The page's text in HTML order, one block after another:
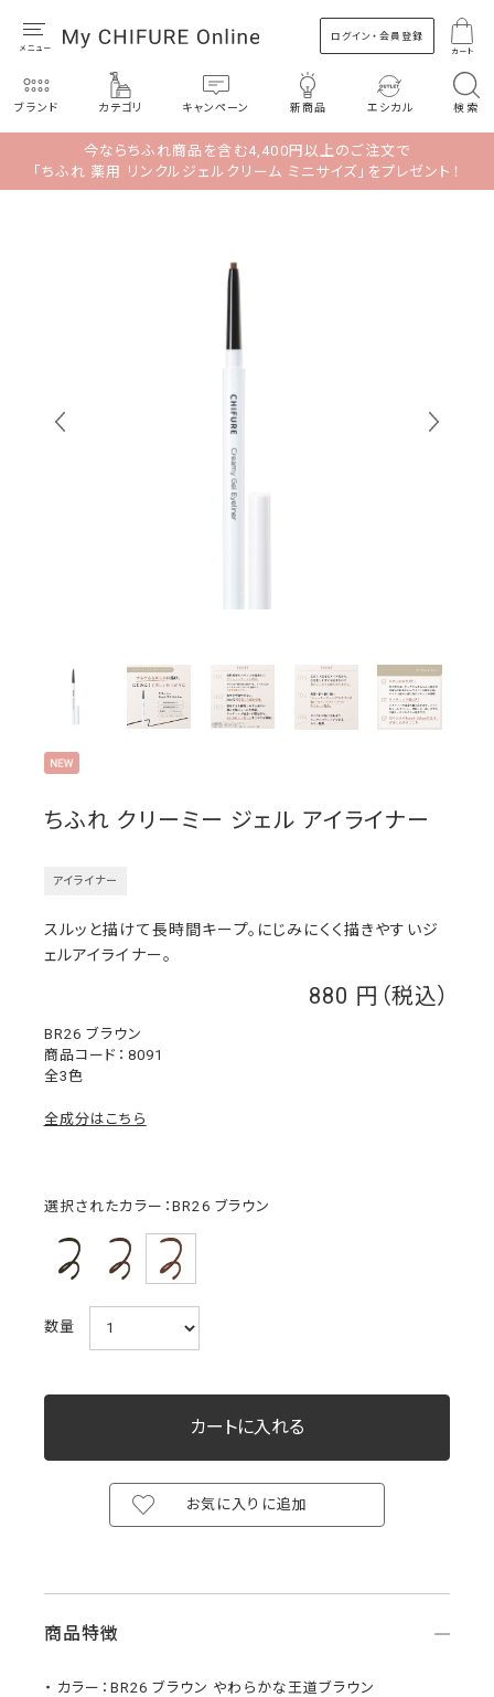
ログイン・会員登録
カート
ブランド カテゴリ キャンペーン 新商品 エシカル 検索
今ならちふれ商品を含む4,400円以上のご注文で
「ちふれ 薬用 リンクルジェルクリーム ミニサイズ」をプレゼント！
ちふれ クリーミー ジェル アイライナー
アイライナー
880
8091
BR26 ブラウン
スルッと描けて長時間キープ。にじみにくく描きやすいジ
ェルアイライナー。
全3色
全成分はこちら
選択されたカラー：BR26 ブラウン
数量
お気に入りに追加
商品特徴
カラー：BR26 ブラウン やわらかな王道ブラウン